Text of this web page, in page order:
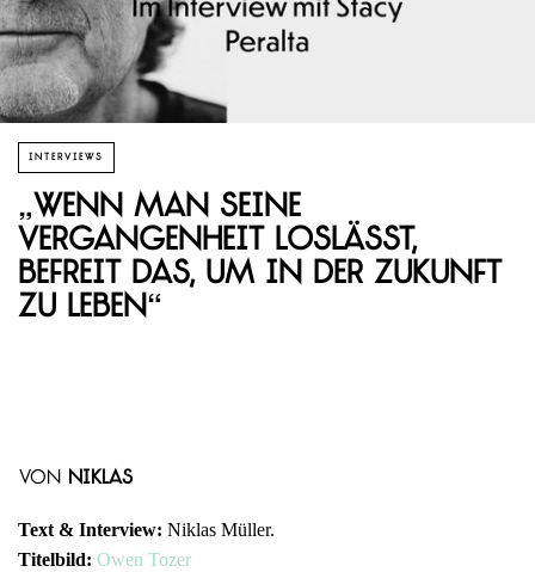
INTERVIEWS
„Wenn man seine
Vergangenheit loslässt,
befreit das, um in der Zukunft
zu leben“
von Niklas
Text & Interview: Niklas Müller.
Titelbild: Owen Tozer